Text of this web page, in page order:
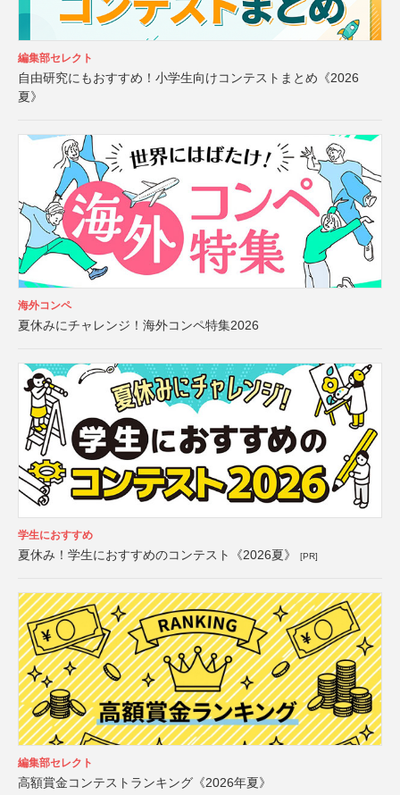
編集部セレクト
自由研究にもおすすめ！小学生向けコンテストまとめ《2026
夏》
海外コンペ
夏休みにチャレンジ！海外コンペ特集2026
学生におすすめ
夏休み！学生におすすめのコンテスト《2026夏》 [PR]
編集部セレクト
高額賞金コンテストランキング《2026年夏》